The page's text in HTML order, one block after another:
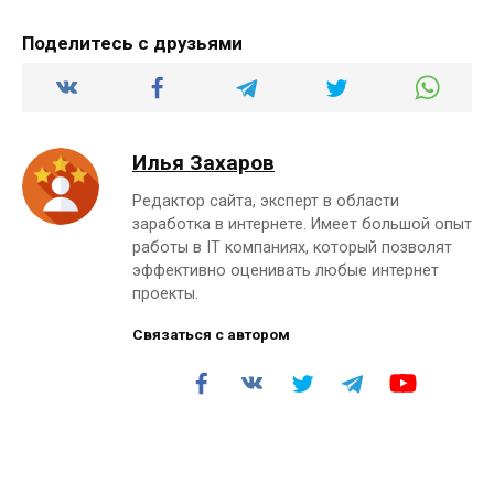
Поделитесь с друзьями
Илья Захаров
Редактор сайта, эксперт в области
заработка в интернете. Имеет большой опыт
работы в IT компаниях, который позволят
эффективно оценивать любые интернет
проекты.
Связаться с автором